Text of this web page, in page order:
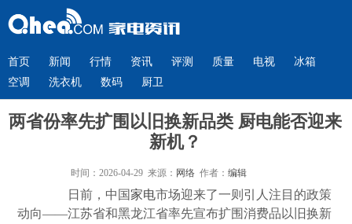
首页 新闻 行情 资讯 评测 质量 电视
冰箱
空调
洗衣机 数码 厨卫
两省份率先扩围以旧换新品类 厨电能否迎来
新机？
时间：2026-04-29 来源： 网络作者： 编辑
日前，中国 家电市场迎来了一则引人注目的政策
动向——江苏省和黑龙江省率先宣布扩围消费品以旧换新